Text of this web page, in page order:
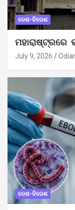
ଦେଶ-ବିଦେଶ
ମହାରାଷ୍ଟ୍ରରେ
July 9, 2026
ଦେଶ-ବିଦେଶ